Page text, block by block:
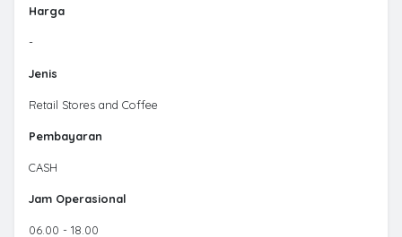
Harga
-
Jenis
Retail Stores and Coffee
Pembayaran
CASH
Jam Operasional
06.00 - 18.00